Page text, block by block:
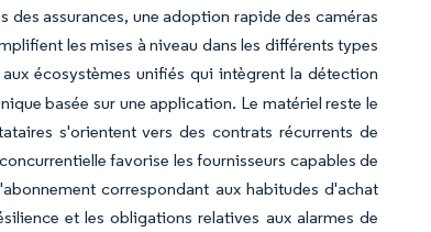
assurances, une adoption rapide des caméras
les mises à niveau dans les différents types
écosystèmes unifiés qui intègrent la détection
basée sur une application. Le matériel reste le
s'orientent vers des contrats récurrents de
favorise les fournisseurs capables de
correspondant aux habitudes d'achat
et les obligations relatives aux alarmes de